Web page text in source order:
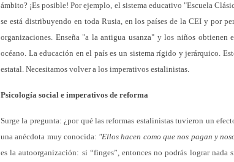
ámbito? ¡Es posible! Por ejemplo, el sistema educativo "Escuela
se está distribuyendo en toda Rusia, en los países de la CEI y por
organizaciones. Enseña "a la antigua usanza" y los niños obtienen
océano. La educación en el país es un sistema rígido y jerárquico.
estatal. Necesitamos volver a los imperativos estalinistas.
Psicología social e imperativos de reforma
Surge la pregunta: ¿por qué las reformas estalinistas tuvieron un
una anécdota muy conocida: "Ellos hacen como que nos pagan y
es la autoorganización: si “finges”, entonces no podrás lograr